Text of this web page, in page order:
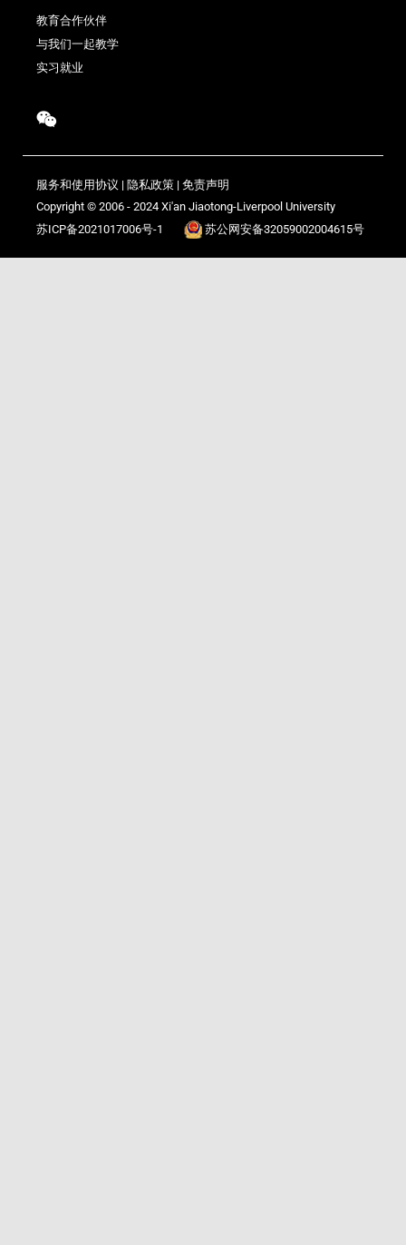
教育合作伙伴
与我们一起教学
实习就业
服务和使用协议 | 隐私政策 | 免责声明
Copyright © 2006 - 2024 Xi'an Jiaotong-Liverpool University
苏ICP备2021017006号-1
苏公网安备32059002004615号